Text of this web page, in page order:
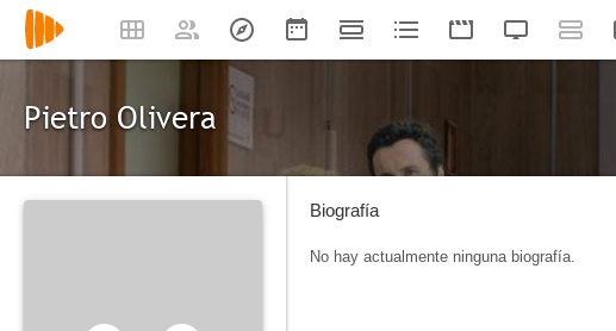
Pietro Olivera
Biografía
No hay actualmente ninguna biografía.